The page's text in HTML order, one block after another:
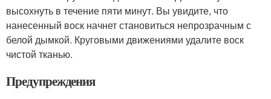
высохнуть в течение пяти минут. Вы увидите, что
нанесенный воск начнет становиться непрозрачным с
белой дымкой. Круговыми движениями удалите воск
чистой тканью.
Предупреждения